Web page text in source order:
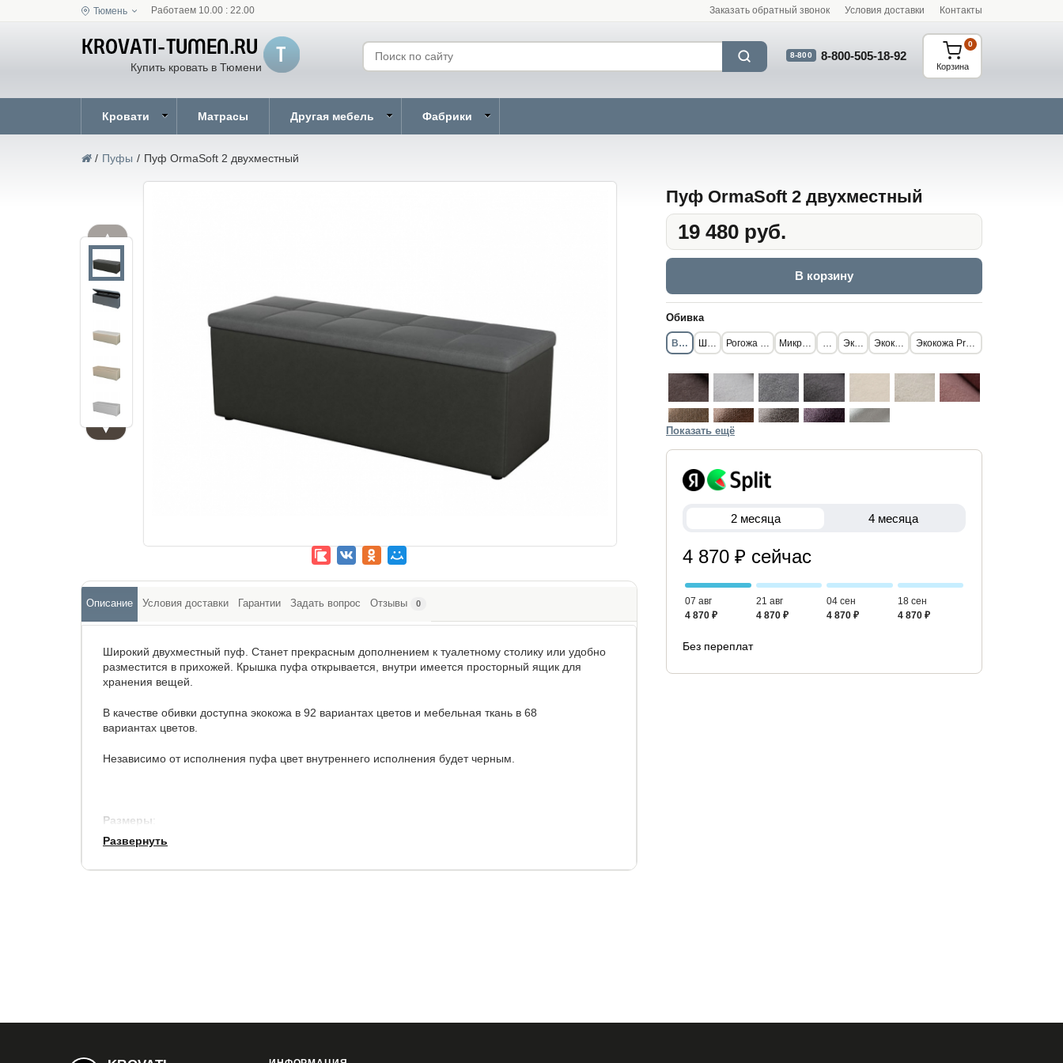
Тюмень Работаем 10.00 : 22.00 Заказать обратный звонок Условия доставки Контакты
Купить кровать в Тюмени
8-800 8-800-505-18-92
Корзина
0
Кровати Матрасы Другая мебель Фабрики
/ Пуфы / Пуф OrmaSoft 2 двухместный
▲
▼
Пуф OrmaSoft 2 двухместный
19 480 руб.
В корзину
Обивка
ВелюрШерстьРогожа стандартМикрофибраФлокЭкокожаЭкокожа LuxЭкокожа Premium Athens
Показать ещё
2 месяца 4 месяца
4 870 ₽ сейчас
07 авг
4 870 ₽
21 авг
4 870 ₽
04 сен
4 870 ₽
18 сен
4 870 ₽
Без переплат
Описание Условия доставки Гарантии Задать вопрос Отзывы 0
Широкий двухместный пуф. Станет прекрасным дополнением к туалетному столику или удобно
разместится в прихожей. Крышка пуфа открывается, внутри имеется просторный ящик для
хранения вещей.
В качестве обивки доступна экокожа в 92 вариантах цветов и мебельная ткань в 68
вариантах цветов.
Независимо от исполнения пуфа цвет внутреннего исполнения будет черным.
Размеры:
122
22
40
Развернуть